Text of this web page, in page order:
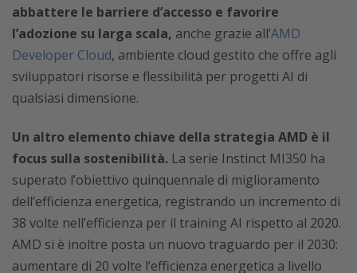
abbattere le barriere d’accesso e favorire
l’adozione su larga scala, anche grazie all’AMD
Developer Cloud, ambiente cloud gestito che offre agli
sviluppatori risorse e flessibilità per progetti AI di
qualsiasi dimensione.
Un altro elemento chiave della strategia AMD è il
focus sulla sostenibilità. La serie Instinct MI350 ha
superato l’obiettivo quinquennale di miglioramento
dell’efficienza energetica, registrando un incremento di
38 volte nell’efficienza per il training AI rispetto al 2020.
AMD si è inoltre posta un nuovo traguardo per il 2030:
aumentare di 20 volte l’efficienza energetica a livello